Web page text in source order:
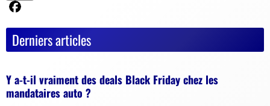
Derniers articles
Y a-t-il vraiment des deals Black Friday chez les
mandataires auto ?